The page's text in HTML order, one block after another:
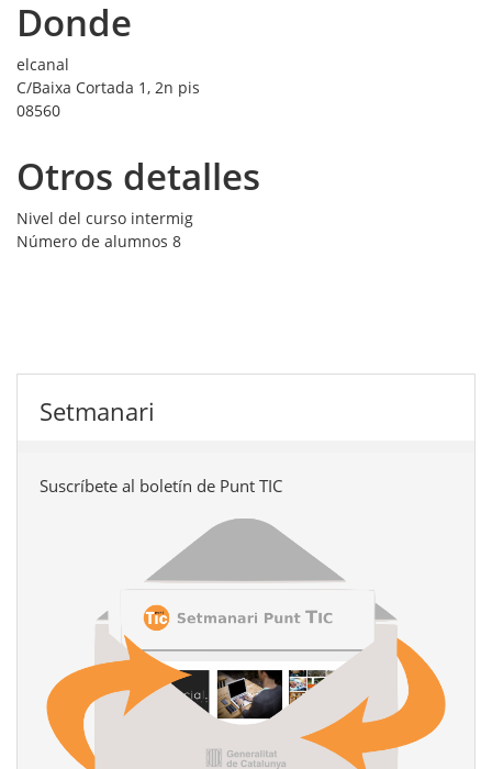
Donde
elcanal
C/Baixa Cortada 1, 2n pis
08560
Otros detalles
Nivel del curso intermig
Número de alumnos 8
Setmanari
Suscríbete al boletín de Punt TIC